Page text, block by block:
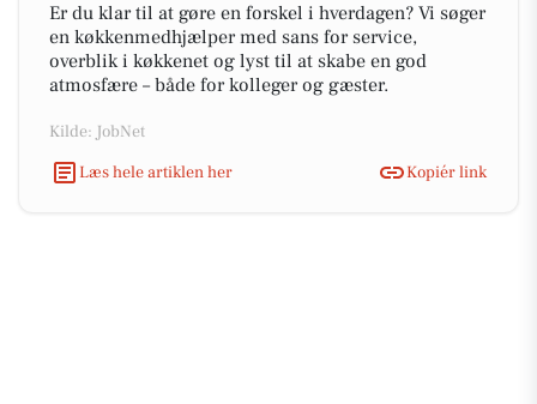
Er du klar til at gøre en forskel i hverdagen? Vi søger
en køkkenmedhjælper med sans for service,
overblik i køkkenet og lyst til at skabe en god
atmosfære – både for kolleger og gæster.
Kilde: JobNet
Læs hele artiklen her
Kopiér link